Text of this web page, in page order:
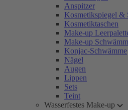
Anspitzer
Kosmetikspiegel &
Kosmetiktaschen
Make-up
Make-up
Konjac-Schwämme
Nägel
Augen
Lippen
Sets
Teint
Wasserfestes Make-up